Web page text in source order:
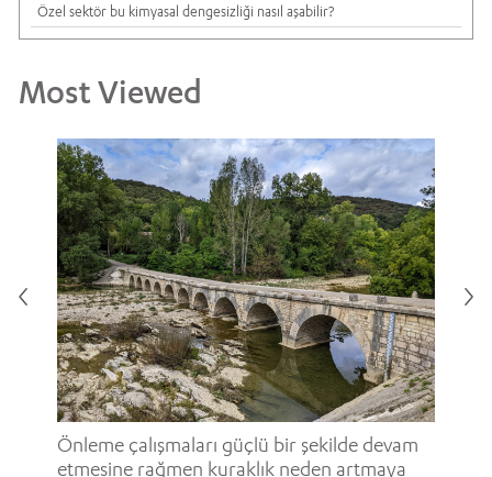
Özel sektör bu kimyasal dengesizliği nasıl aşabilir?
Most Viewed
Önleme çalışmaları güçlü bir şekilde devam
etmesine rağmen kuraklık neden artmaya